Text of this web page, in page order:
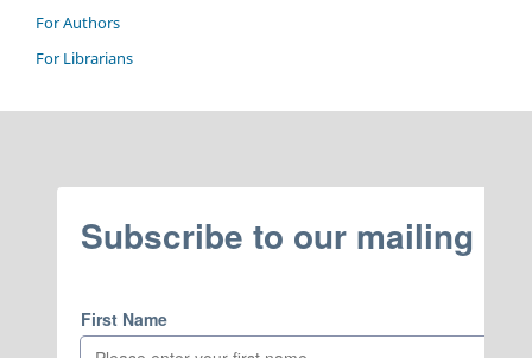
For Authors
For Librarians